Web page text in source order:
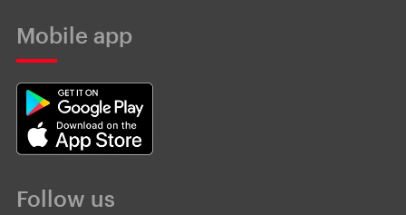
Mobile app
Follow us